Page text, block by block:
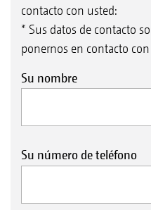
contacto con usted:
* Sus datos de contacto
ponernos en contacto
Su nombre
Su número de teléfono